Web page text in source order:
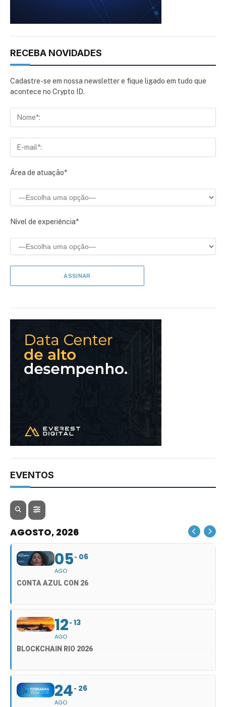
RECEBA NOVIDADES
Cadastre-se em nossa newsletter e fique ligado em tudo que
acontece no Crypto ID.
Área de atuação*
Nível de experiência*
EVENTOS
AGOSTO, 2026
05
AGO
06
CONTA AZUL CON 26
12
AGO
13
BLOCKCHAIN RIO 2026
24
AGO
26